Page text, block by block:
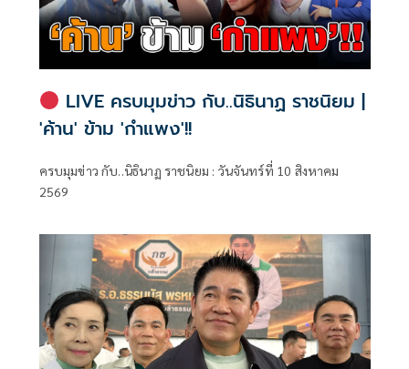
LIVE ครบมุมข่าว กับ..นิธินาฏ ราชนิยม |
'ค้าน' ข้าม 'กำแพง'!!
ครบมุมข่าว กับ..นิธินาฏ ราชนิยม : วันจันทร์ที่ 10 สิงหาคม
2569